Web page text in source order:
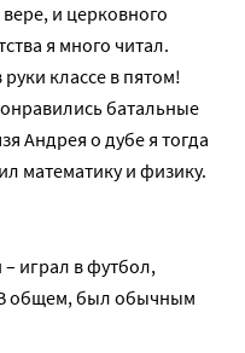
и церковного
я много читал.
классе в пятом!
батальные
Андрея о дубе я тогда
математику и физику.
– играл в футбол,
В общем, был обычным